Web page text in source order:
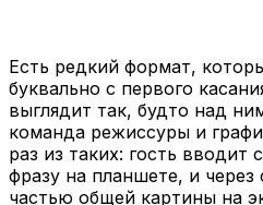
Есть редкий формат,
буквально с первого
выглядит так, будто над
команда режиссуры и
раз из таких: гость вводит
фразу на планшете, и через
частью общей картины на